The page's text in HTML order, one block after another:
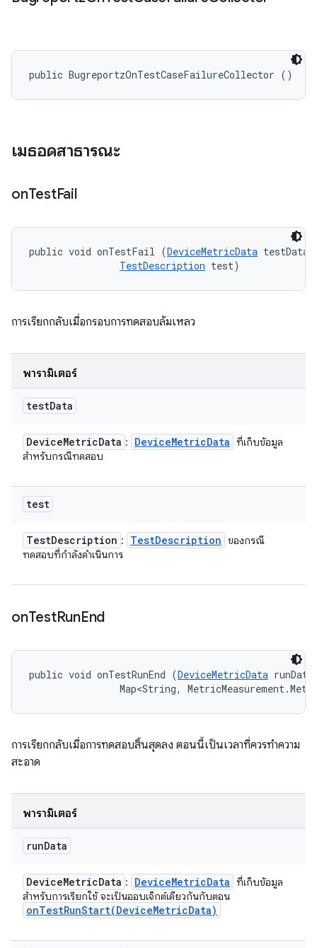
public BugreportzOnTestCaseFailureCollector ()
เมธอดสาธารณะ
onTestFail
public void onTestFail (DeviceMetricData
TestDescription test)
การเรียกกลับเมื่อกรอบการทดสอบล้มเหลว
พารามิเตอร์
testData
DeviceMetricData : DeviceMetricData ที่เก็บข้อมูล
สำหรับกรณีทดสอบ
test
TestDescription : TestDescription ของกรณี
ทดสอบที่กำลังดำเนินการ
onTestRunEnd
public void onTestRunEnd (DeviceMetricData
Map<String,
การเรียกกลับเมื่อการทดสอบสิ้นสุดลง ตอนนี้เป็นเวลาที่ควรทำความ
สะอาด
พารามิเตอร์
runData
DeviceMetricData : DeviceMetricData ที่เก็บข้อมูล
สําหรับการเรียกใช้ จะเป็นออบเจ็กต์เดียวกันกับตอน
onTestRunStart(DeviceMetricData)